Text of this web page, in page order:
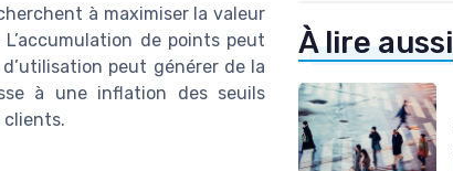
à maximiser la valeur
de points peut
peut générer de la
à une inflation des seuils
clients.
À lire aussi